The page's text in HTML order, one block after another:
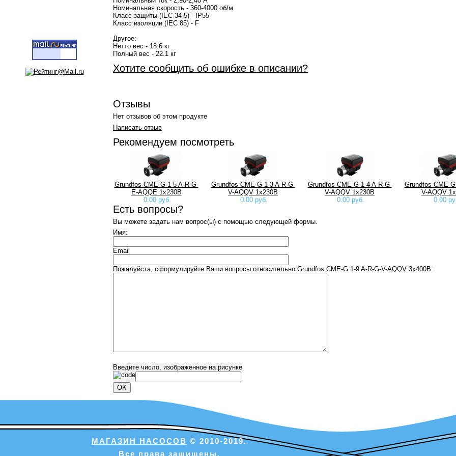
Номинальная скорость - 360-4000 об/м
Класс защиты (IEC 34-5) - IP55
Класс изоляции (IEC 85) - F
Другое:
Нетто вес - 18.6 кг
Полный вес - 22.1 кг
Хотите сообщить об ошибке в описании?
Отзывы
Нет отзывов об этом продукте
Написать отзыв
Рекомендуем посмотреть
Grundfos CME-G 1-5 A-R-G-
E-AQQE 1х230В
0.00 руб.
Grundfos CME-G 1-3 A-R-G-
V-AQQV 1х230В
0.00 руб.
Grundfos CME-G 1-4 A-R-G-
V-AQQV 1х230В
0.00 руб.
Grundfos CME-
V-AQQV
0.00
Есть вопросы?
Вы можете задать нам вопрос(ы) с помощью следующей формы.
Имя:
Email
Пожалуйста, сформулируйте Ваши вопросы относительно Grundfos CME-G 1-9 A-R-G-V-AQQV 3х400В:
Введите число, изображенное на рисунке
МАГАЗИН НАСОСОВ © 2010-2019.
Все права защищены.